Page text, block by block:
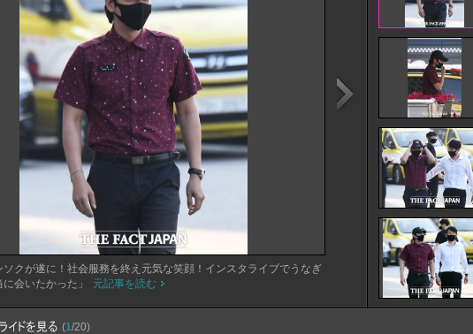
ソクが遂に！社会服務を終え元気な笑顔！インスタライブでうなぎ
会いたかった」
元記事を読む
(1/20)